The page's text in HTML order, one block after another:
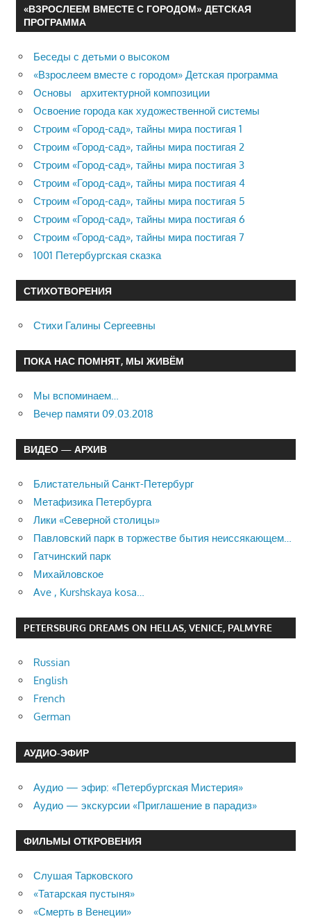
«ВЗРОСЛЕЕМ ВМЕСТЕ С ГОРОДОМ» ДЕТСКАЯ
ПРОГРАММА
Беседы с детьми о высоком
«Взрослеем вместе с городом» Детская программа
Основы архитектурной композиции
Освоение города как художественной системы
Строим «Город-сад», тайны мира постигая 1
Строим «Город-сад», тайны мира постигая 2
Строим «Город-сад», тайны мира постигая 3
Строим «Город-сад», тайны мира постигая 4
Строим «Город-сад», тайны мира постигая 5
Строим «Город-сад», тайны мира постигая 6
Строим «Город-сад», тайны мира постигая 7
1001 Петербургская сказка
СТИХОТВОРЕНИЯ
Стихи Галины Сергеевны
ПОКА НАС ПОМНЯТ, МЫ ЖИВЁМ
Мы вспоминаем…
Вечер памяти 09.03.2018
ВИДЕО — АРХИВ
Блистательный Санкт-Петербург
Метафизика Петербурга
Лики «Северной столицы»
Павловский парк в торжестве бытия неиссякающем…
Гатчинский парк
Михайловское
Ave , Kurshskaya kosa…
PETERSBURG DREAMS ON HELLAS, VENICE, PALMYRE
Russian
English
French
German
АУДИО-ЭФИР
Аудио — эфир: «Петербургская Мистерия»
Аудио — экскурсии «Приглашение в парадиз»
ФИЛЬМЫ ОТКРОВЕНИЯ
Слушая Тарковского
«Татарская пустыня»
«Смерть в Венеции»